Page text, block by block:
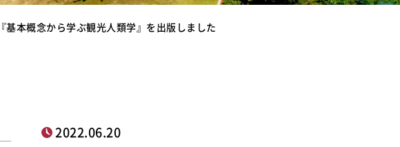
『基本概念から学ぶ観光人類学』を出版しました
2022.06.20